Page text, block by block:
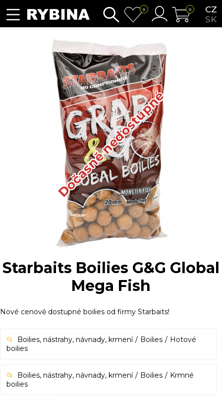
CZ
SK
0 0
Dočasně nedostupné
Starbaits Boilies G&G Global
Mega Fish
Nové cenově dostupné boilies od firmy Starbaits!
Boilies, nástrahy, návnady, krmení Boilies
Hotové
boilies
Boilies, nástrahy, návnady, krmení Boilies
Krmné
boilies